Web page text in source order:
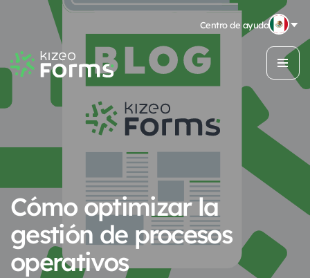
Centro de ayuda
Cómo optimizar la
gestión de procesos
operativos